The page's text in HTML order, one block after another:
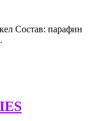
Состав: парафин